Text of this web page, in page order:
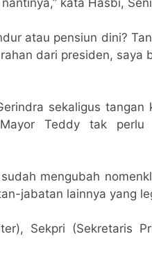
atau pensiun dini?
dari presiden, saya
sekaligus
Teddy tak
mengubah
jabatan lainnya yang
Sekpri (Sekretaris